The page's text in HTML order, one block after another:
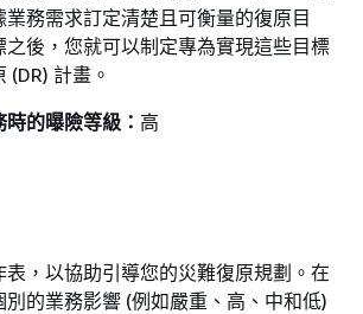
務需求訂定清楚且可衡量的復原目
後，您就可以制定專為實現這些目標
(DR) 計畫。
的曝險等級： 高
表，以協助引導您的災難復原規劃。在
的業務影響 (例如嚴重、高、中和低)